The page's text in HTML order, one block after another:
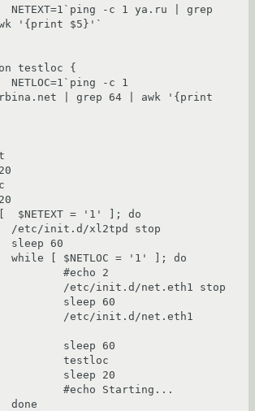
'{print $5}'`
testloc {
| grep 64 | awk '{print
$NETEXT = '1' ]; do